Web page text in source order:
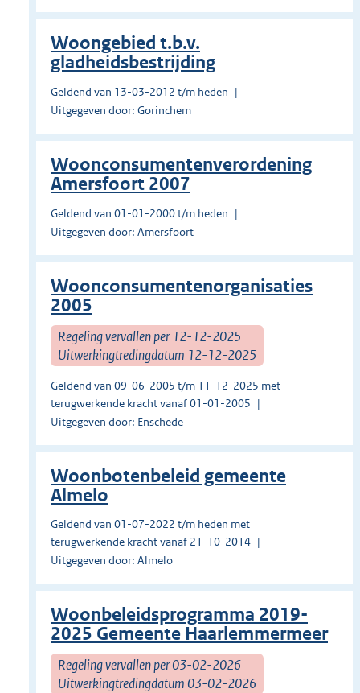
Woongebied t.b.v.
gladheidsbestrijding
Geldend van 13-03-2012 t/m heden
Uitgegeven door: Gorinchem
Woonconsumentenverordening
Amersfoort 2007
Geldend van 01-01-2000 t/m heden
Uitgegeven door: Amersfoort
Woonconsumentenorganisaties
2005
Regeling vervallen per 12-12-2025
Uitwerkingtredingdatum 12-12-2025
Geldend van 09-06-2005 t/m 11-12-2025 met
terugwerkende kracht vanaf 01-01-2005
Uitgegeven door: Enschede
Woonbotenbeleid gemeente
Almelo
Geldend van 01-07-2022 t/m heden met
terugwerkende kracht vanaf 21-10-2014
Uitgegeven door: Almelo
Woonbeleidsprogramma 2019-
2025 Gemeente Haarlemmermeer
Regeling vervallen per 03-02-2026
Uitwerkingtredingdatum 03-02-2026